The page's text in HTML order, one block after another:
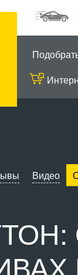
Видео